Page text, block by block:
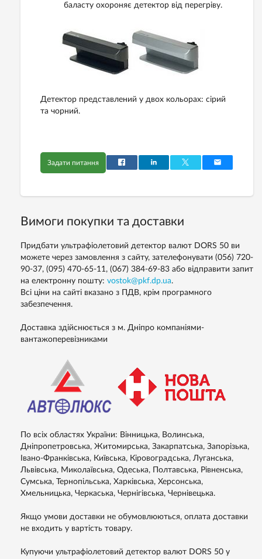
баласту охороняє детектор від перегріву.
Детектор представлений у двох кольорах: сірий
та чорний.
Задати питання
Вимоги покупки та доставки
Придбати ультрафіолетовий детектор валют DORS 50 ви
можете через замовлення з сайту, зателефонувати (056) 720-
90-37, (095) 470-65-11, (067) 384-69-83 або відправити запит
на електронну пошту: vostok@pkf.dp.ua.
Всі ціни на сайті вказано з ПДВ, крім програмного
забезпечення.
Доставка здійснюється з м. Дніпро компаніями-
вантажоперевізниками
По всіх областях України: Вінницька, Волинська,
Дніпропетровська, Житомирська, Закарпатська, Запорізька,
Івано-Франківська, Київська, Кіровоградська, Луганська,
Львівська, Миколаївська, Одеська, Полтавська, Рівненська,
Сумська, Тернопільська, Харківська, Херсонська,
Хмельницька, Черкаська, Чернігівська, Чернівецька.
Якщо умови доставки не обумовлюються, оплата доставки
не входить у вартість товару.
Купуючи ультрафіолетовий детектор валют DORS 50 у